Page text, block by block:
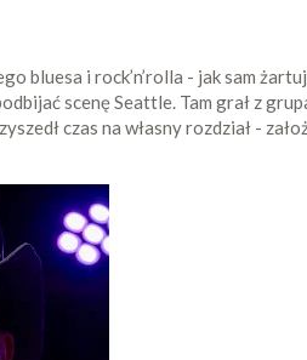
bluesa i rock’n’rolla - jak sam
scenę Seattle. Tam grał z
czas na własny rozdział -